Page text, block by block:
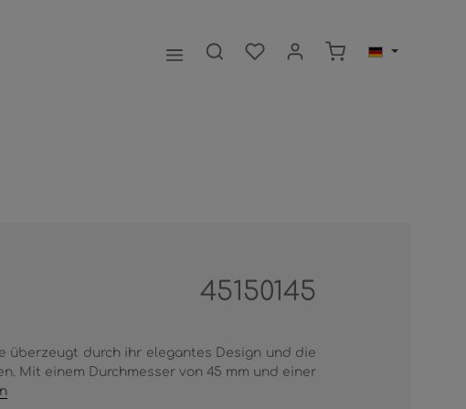
45150145
überzeugt durch ihr elegantes Design und die
Mit einem Durchmesser von 45 mm und einer